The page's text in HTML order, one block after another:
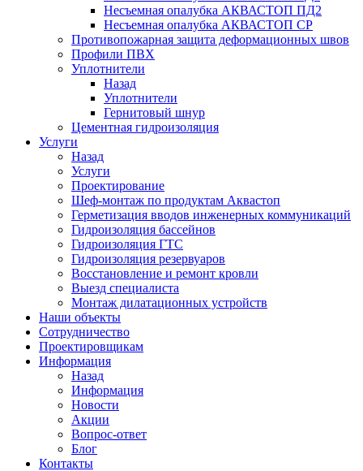
Несъемная опалубка АКВАСТОП ПД2
Несъемная опалубка АКВАСТОП СР
Противопожарная защита деформационных швов
Профили ПВХ
Уплотнители
Назад
Уплотнители
Гернитовый шнур
Цементная гидроизоляция
Услуги
Назад
Услуги
Проектирование
Шеф-монтаж по продуктам Аквастоп
Герметизация вводов инженерных коммуникаций
Гидроизоляция бассейнов
Гидроизоляция ГТС
Гидроизоляция резервуаров
Восстановление и ремонт кровли
Выезд специалиста
Монтаж дилатационных устройств
Наши объекты
Сотрудничество
Проектировщикам
Информация
Назад
Информация
Новости
Акции
Вопрос-ответ
Блог
Контакты